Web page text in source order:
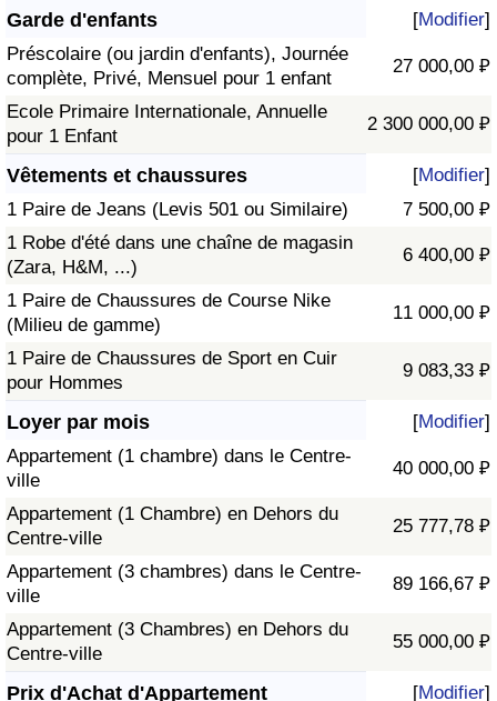
Garde d'enfants [Modifier]
Préscolaire (ou jardin d'enfants), Journée
complète, Privé, Mensuel pour 1 enfant
27 000,00 ₽
Ecole Primaire Internationale, Annuelle
pour 1 Enfant
2 300 000,00 ₽
Vêtements et chaussures [Modifier]
1 Paire de Jeans (Levis 501 ou Similaire)
7 500,00 ₽
1 Robe d'été dans une chaîne de magasin
(Zara, H&M, ...)
6 400,00 ₽
1 Paire de Chaussures de Course Nike
(Milieu de gamme)
11 000,00 ₽
1 Paire de Chaussures de Sport en Cuir
pour Hommes
9 083,33 ₽
Loyer par mois [Modifier]
Appartement (1 chambre) dans le Centre-
ville
40 000,00 ₽
Appartement (1 Chambre) en Dehors du
Centre-ville
25 777,78 ₽
Appartement (3 chambres) dans le Centre-
ville
89 166,67 ₽
Appartement (3 Chambres) en Dehors du
Centre-ville
55 000,00 ₽
Prix d'Achat d'Appartement [Modifier]